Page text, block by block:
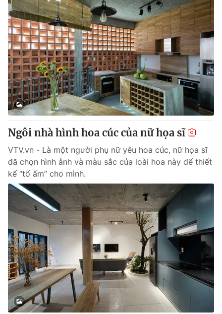
Video Shorts video
VTV Money VTV Thể thao
VTV Sức khoẻ Bất động sản
Thị trường 24h Tấm lòng Việt
VTV4 Vươn mình bằng AI
VTV9 VTV8
Liên hệ tòa soạn English
THỜI BÁO VTV
Theo dõi báo trên
Cơ quan chủ quản:Đài Truyền hình Việt Nam
Cơ quan báo chí:Thời báo VTV
Ngôi nhà hình hoa cúc của nữ họa sĩ
VTV.vn - Là một người phụ nữ yêu hoa cúc, nữ họa sĩ
đã chọn hình ảnh và màu sắc của loài hoa này để thiết
kế “tổ ấm” cho mình.